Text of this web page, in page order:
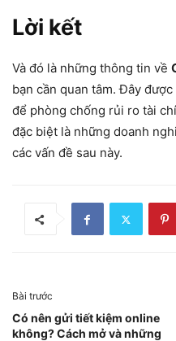
Lời kết
Và đó là những thông tin về
bạn cần quan tâm. Đây
để phòng chống rủi ro tài
đặc biệt là những doanh
các vấn đề sau này.
Bài trước
Có nên gửi tiết kiệm online
không? Cách mở và những